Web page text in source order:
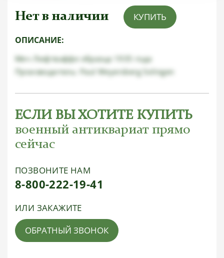
Нет в наличии КУПИТЬ
ОПИСАНИЕ:
Меч Люфтваффе образца 1935 года
Производитель: Paul Weyersberg Solingen
ЕСЛИ ВЫ ХОТИТЕ КУПИТЬ
военный антиквариат прямо
сейчас
ПОЗВОНИТЕ НАМ
8-800-222-19-41
ИЛИ ЗАКАЖИТЕ
ОБРАТНЫЙ ЗВОНОК